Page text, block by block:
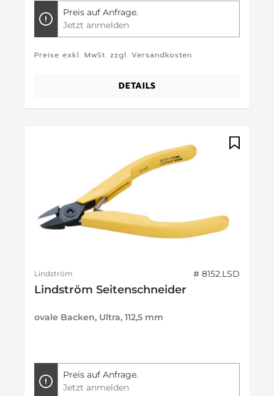
Preis auf Anfrage.
Jetzt anmelden
Preise exkl. MwSt. zzgl. Versandkosten
DETAILS
Lindström # 8152.LSD
Lindström Seitenschneider
ovale Backen, Ultra, 112,5 mm
Preis auf Anfrage.
Jetzt anmelden